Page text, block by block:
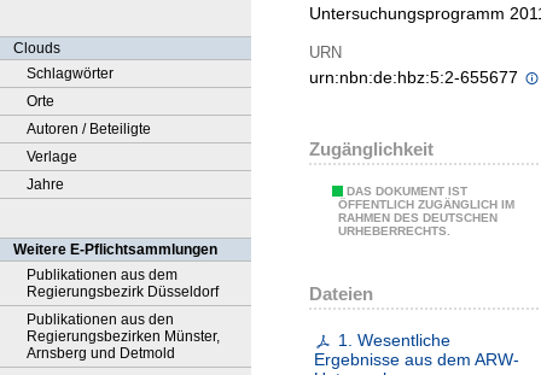
Clouds
Schlagwörter
Orte
Autoren / Beteiligte
Verlage
Jahre
Weitere E-Pflichtsammlungen
Publikationen aus dem
Regierungsbezirk Düsseldorf
Publikationen aus den
Regierungsbezirken Münster,
Arnsberg und Detmold
Untersuchungsprogramm
URN
urn:nbn:de:hbz:5:2-655677
Zugänglichkeit
DAS DOKUMENT IST
ÖFFENTLICH ZUGÄNGLICH IM
RAHMEN DES DEUTSCHEN
URHEBERRECHTS.
Dateien
1. Wesentliche
Ergebnisse aus dem ARW-